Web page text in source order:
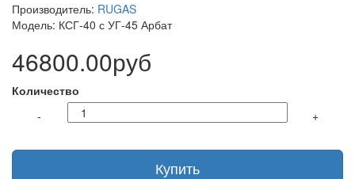
Производитель: RUGAS
Модель: КСГ-40 с УГ-45 Арбат
46800.00руб
Количество
-
+
Купить